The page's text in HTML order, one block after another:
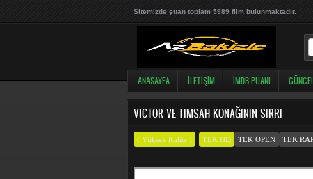
Sitemizde şuan toplam 5989 film bulunmaktadır.
ANASAYFA İLETIŞIM İMDB PUANI
VICTOR VE TIMSAH KONAĞININ SIRRI
( Yüksek Kalite ) TEK HD TEK OPEN TEK